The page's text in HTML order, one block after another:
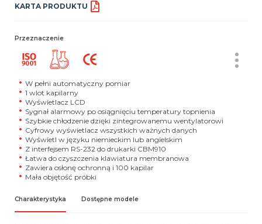
KARTA PRODUKTU
Przeznaczenie
W pełni automatyczny pomiar
1 wlot kapilarny
Wyświetlacz LCD
Sygnał alarmowy po osiągnięciu temperatury topnienia
Szybkie chłodzenie dzięki zintegrowanemu wentylatorowi
Cyfrowy wyświetlacz wszystkich ważnych danych
Wyświetl w języku niemieckim lub angielskim
Z interfejsem RS-232 do drukarki CBM910
Łatwa do czyszczenia klawiatura membranowa
Zawiera osłonę ochronną i 100 kapilar
Mała objętość próbki
Charakterystyka Dostępne modele